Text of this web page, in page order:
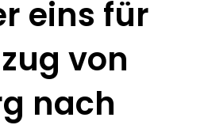
eins für
von
nach